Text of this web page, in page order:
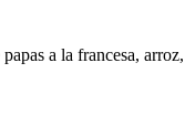
a la francesa, arroz,